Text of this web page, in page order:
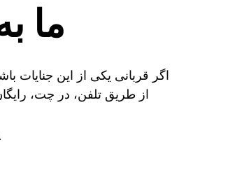
ما
اگر قربانی یکی از این جنایات
از طریق تلفن، در چت،